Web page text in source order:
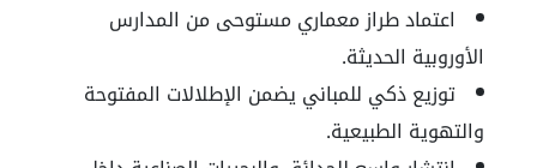
اعتماد طراز معماري مستوحى من المدارس
الأوروبية الحديثة.
توزيع ذكي للمباني يضمن الإطلالات المفتوحة
والتهوية الطبيعية.